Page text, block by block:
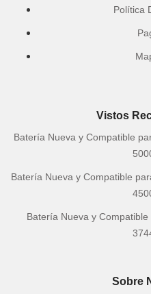
Política
Vistos
Batería Nueva y Compatible
Batería Nueva y Compatible
Batería Nueva y
Sobre